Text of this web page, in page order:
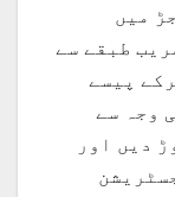
میں
طبقے سے
پیسے
وجہ سے
دیں اور